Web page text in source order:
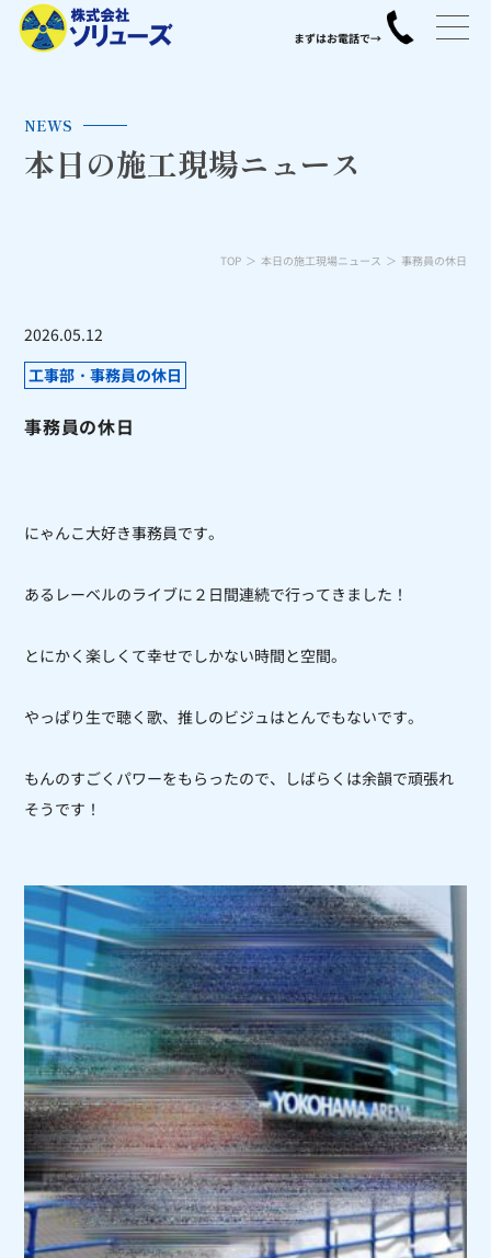
NEWS
本日の施工現場ニュース
TOP 本日の施工現場ニュース 事務員の休日
2026.05.12
工事部・事務員の休日
事務員の休日
にゃんこ大好き事務員です。
あるレーベルのライブに２日間連続で行ってきました！
とにかく楽しくて幸せでしかない時間と空間。
やっぱり生で聴く歌、推しのビジュはとんでもないです。
もんのすごくパワーをもらったので、しばらくは余韻で頑張れ
そうです！